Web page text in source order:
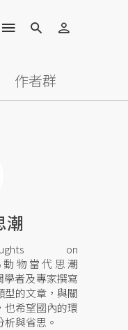
作者群
潮
on
動物當代思潮
學者及專家撰寫
型的文章，與關
也希望國內的環
與省思。